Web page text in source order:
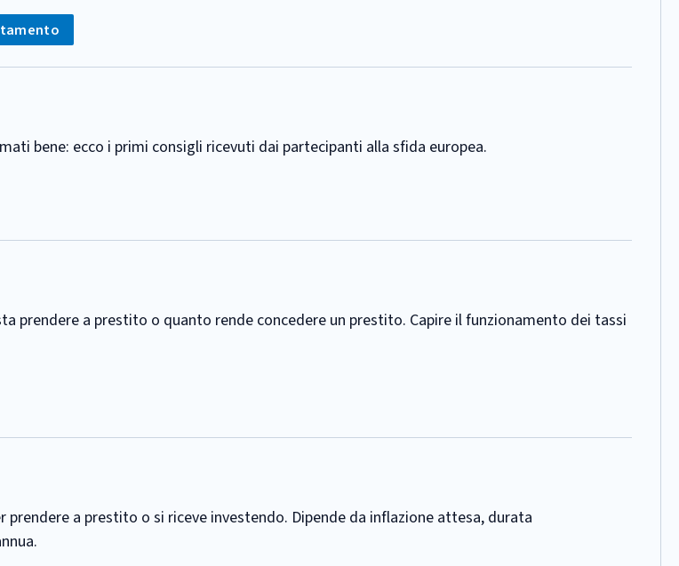
bene: ecco i primi consigli ricevuti dai partecipanti alla sfida europea.
prendere a prestito o quanto rende concedere un prestito. Capire il funzionamento dei tassi
a prestito o si riceve investendo. Dipende da inflazione attesa, durata